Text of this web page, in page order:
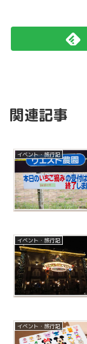
関連記事
イベント・旅行記
イベント・旅行記
イベント・旅行記